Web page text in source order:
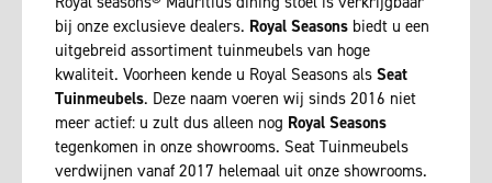
bij onze exclusieve dealers. Royal Seasons biedt u een
uitgebreid assortiment tuinmeubels van hoge
kwaliteit. Voorheen kende u Royal Seasons als Seat
Tuinmeubels. Deze naam voeren wij sinds 2016 niet
meer actief: u zult dus alleen nog Royal Seasons
tegenkomen in onze showrooms. Seat Tuinmeubels
verdwijnen vanaf 2017 helemaal uit onze showrooms.